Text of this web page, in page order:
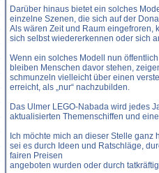
Darüber hinaus bietet ein solches
einzelne Szenen, die sich auf der
Als wären Zeit und Raum eingefroren,
sich selbst wiedererkennen oder sich
Wenn ein solches Modell nun
bleiben Menschen davor stehen,
schmunzeln vielleicht über einen
erreicht, als „nur“ nachzubilden.
Das Ulmer LEGO-Nabada wird jedes
aktualisierten Themenschiffen und
Ich möchte mich an dieser Stelle
sei es durch Ideen und Ratschläge,
fairen Preisen
angeboten wurden oder durch